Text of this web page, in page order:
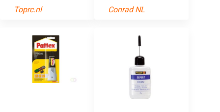
Toprc.nl Conrad NL